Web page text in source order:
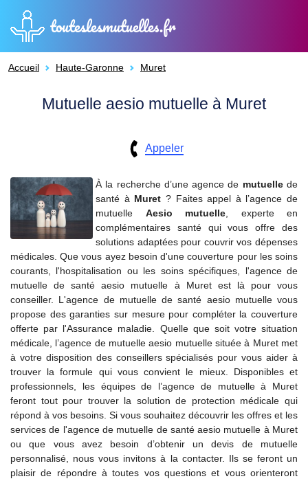
touteslesmutuelles.fr
Accueil Haute-Garonne Muret
Mutuelle aesio mutuelle à Muret
Appeler
À la recherche d’une agence de mutuellede
santé à Muret ? Faites appel à l’agence de
mutuelle Aesio mutuelle , experte en
complémentaires santé qui vous offre des
solutions adaptées pour couvrir vos dépenses
médicales. Que vous ayez besoin d'une couverture pour les soins
courants, l'hospitalisation ou les soins spécifiques, l'agence de
mutuelle de santé aesio mutuelle à Muret est là pour vous
conseiller. L'agence de mutuelle de santé aesio mutuelle vous
propose des garanties sur mesure pour compléter la couverture
offerte par l'Assurance maladie. Quelle que soit votre situation
médicale, l’agence de mutuelle aesio mutuelle située à Muret met
à votre disposition des conseillers spécialisés pour vous aider à
trouver la formule qui vous convient le mieux. Disponibles et
professionnels, les équipes de l’agence de mutuelle à Muret
feront tout pour trouver la solution de protection médicale qui
répond à vos besoins. Si vous souhaitez découvrir les offres et les
services de l'agence de mutuelle de santé aesio mutuelle à Muret
ou que vous avez besoin d’obtenir un devis de mutuelle
personnalisé, nous vous invitons à la contacter. Ils se feront un
plaisir de répondre à toutes vos questions et vous orienteront